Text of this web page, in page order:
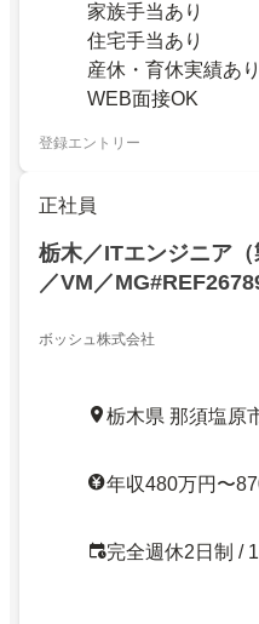
家族手当あり
住宅手当あり
産休・育休実績あり
WEB面接OK
登録エントリー
正社員
栃木／ITエンジニア
／VM／
ボッシュ株式会社
栃木県 那須塩原
年収480万円〜
完全週休2日制 /